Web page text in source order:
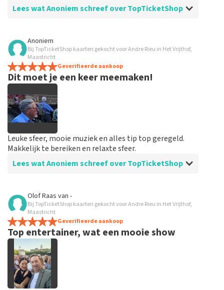
Lees wat Anoniem schreef over TopTicketShop
Beoordeling van Anoniem over
alles in orde
spannend dat je maar zo kort op voorhand de tickets
hebt maar alles was in orde...
Anoniem
Bij TopTicketShop kaarten gekocht voor Andre Rieu in Het Vrijthof,
Maastricht
Geverifieerde aankoop
Dit moet je een keer meemaken!
Leuke sfeer, mooie muziek en alles tip top geregeld.
Makkelijk te bereiken en relaxte sfeer.
Lees wat Anoniem schreef over TopTicketShop
Beoordeling van Anoniem over
Goed en snel geregeld
Binnen een week waren de tickets binnen. Alles keurig
geregeld en goed geïnformeerd vooraf aan het
evenement.
Olof Raas van -
Bij TopTicketShop kaarten gekocht voor Andre Rieu in Het Vrijthof,
Maastricht
Geverifieerde aankoop
Top entertainer, wat een mooie show